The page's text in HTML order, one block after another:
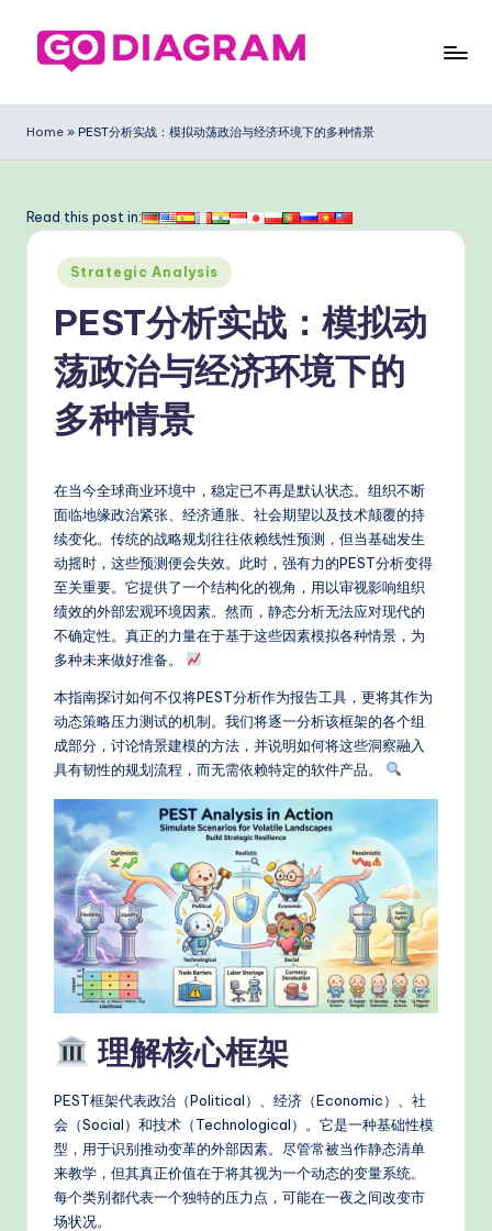
o
ia
g
ra
m
Si
m
pl
d
C
hi
P
o
W
o
Home » PEST分析实战：模拟动荡政治与经济环境下的多种情景
Read this post in:
Posted
in
Strategic Analysis
PEST分析实战：模拟动
荡政治与经济环境下的
多种情景
在当今全球商业环境中，稳定已不再是默认状态。组织不断
面临地缘政治紧张、经济通胀、社会期望以及技术颠覆的持
续变化。传统的战略规划往往依赖线性预测，但当基础发生
动摇时，这些预测便会失效。此时，强有力的PEST分析变得
至关重要。它提供了一个结构化的视角，用以审视影响组织
绩效的外部宏观环境因素。然而，静态分析无法应对现代的
不确定性。真正的力量在于基于这些因素模拟各种情景，为
多种未来做好准备。
本指南探讨如何不仅将PEST分析作为报告工具，更将其作为
动态策略压力测试的机制。我们将逐一分析该框架的各个组
成部分，讨论情景建模的方法，并说明如何将这些洞察融入
具有韧性的规划流程，而无需依赖特定的软件产品。
理解核心框架
PEST框架代表政治（Political）、经济（Economic）、社
会（Social）和技术（Technological）。它是一种基础性模
型，用于识别推动变革的外部因素。尽管常被当作静态清单
来教学，但其真正价值在于将其视为一个动态的变量系统。
每个类别都代表一个独特的压力点，可能在一夜之间改变市
场状况。